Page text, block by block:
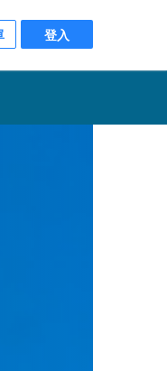
登入